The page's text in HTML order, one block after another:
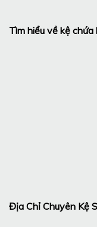
Tìm hiểu về kệ
Địa Chỉ Chuyên Kệ